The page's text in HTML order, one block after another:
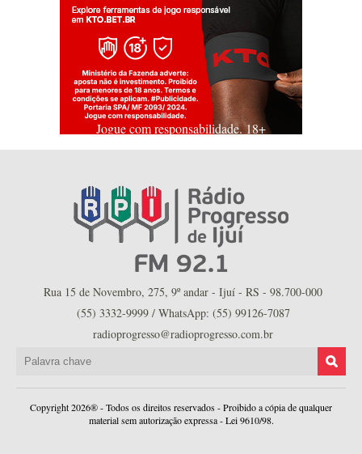
Jogue com responsabilidade. 18+
Rua 15 de Novembro, 275, 9º andar - Ijuí - RS - 98.700-000
(55) 3332-9999 / WhatsApp: (55) 99126-7087
radioprogresso@radioprogresso.com.br
Copyright 2026® - Todos os direitos reservados - Proibido a cópia de qualquer
material sem autorização expressa - Lei 9610/98.